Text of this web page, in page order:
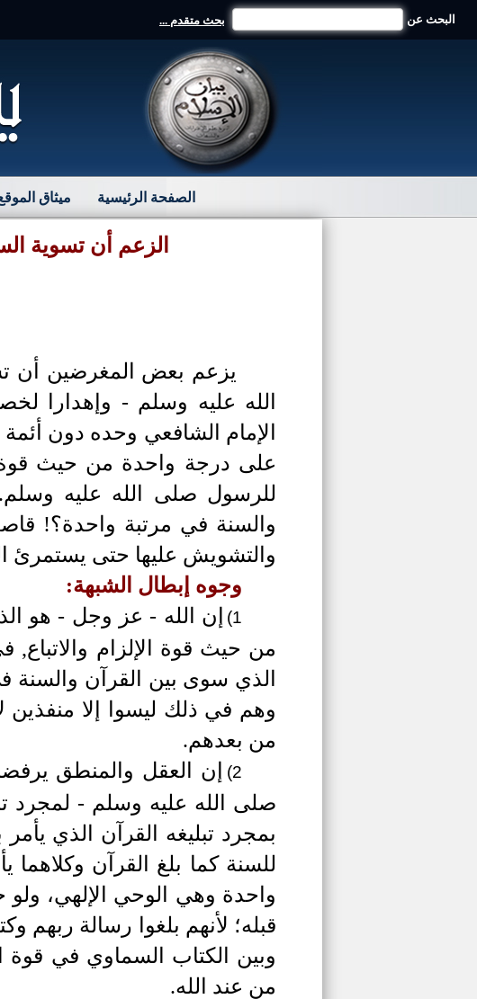
بحث متقدم ... البحث عن
الصفحة الرئيسية ميثاق
الزعم أن تسوية
يزعم بعض المغرضين أن
الله عليه وسلم - وإهدارا
الإمام الشافعي وحده دون
على درجة واحدة من حيث قوة
للرسول صلى الله عليه
والسنة في مرتبة واحدة؟!
والتشويش عليها حتى يستمرئ
وجوه إبطال الشبهة:
1)
إن الله - عز وجل - هو
من حيث قوة الإلزام
الذي سوى بين القرآن والسنة
وهم في ذلك ليسوا إلا
من بعدهم.
2)
إن العقل والمنطق
صلى الله عليه وسلم - لمجرد
بمجرد تبليغه القرآن الذي
للسنة كما بلغ القرآن
واحدة وهي الوحي الإلهي، ولو
قبله؛ لأنهم بلغوا رسالة ربهم
وبين الكتاب السماوي في قوة
من عند الله.